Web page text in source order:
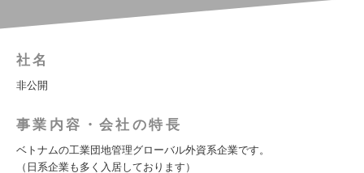
社名
非公開
事業内容・会社の特長
ベトナムの工業団地管理グローバル外資系企業です。
（日系企業も多く入居しております）